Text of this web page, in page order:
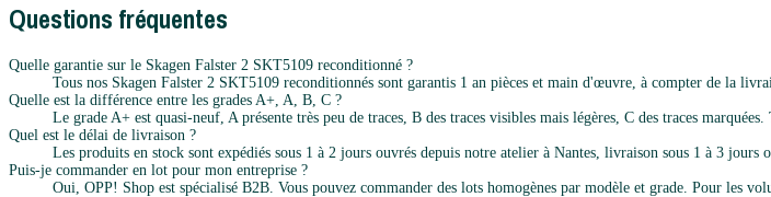
Questions fréquentes
Quelle garantie sur le Skagen Falster 2 SKT5109 reconditionné ?
Tous nos Skagen Falster 2 SKT5109 reconditionnés sont garantis 1 an pièces et main d'œuvre, à compter de la
Quelle est la différence entre les grades A+, A, B, C ?
Le grade A+ est quasi-neuf, A présente très peu de traces, B des traces visibles mais légères, C des traces
Quel est le délai de livraison ?
Les produits en stock sont expédiés sous 1 à 2 jours ouvrés depuis notre atelier à Nantes, livraison sous 1 à 3 jours
Puis-je commander en lot pour mon entreprise ?
Oui, OPP! Shop est spécialisé B2B. Vous pouvez commander des lots homogènes par modèle et grade. Pour les